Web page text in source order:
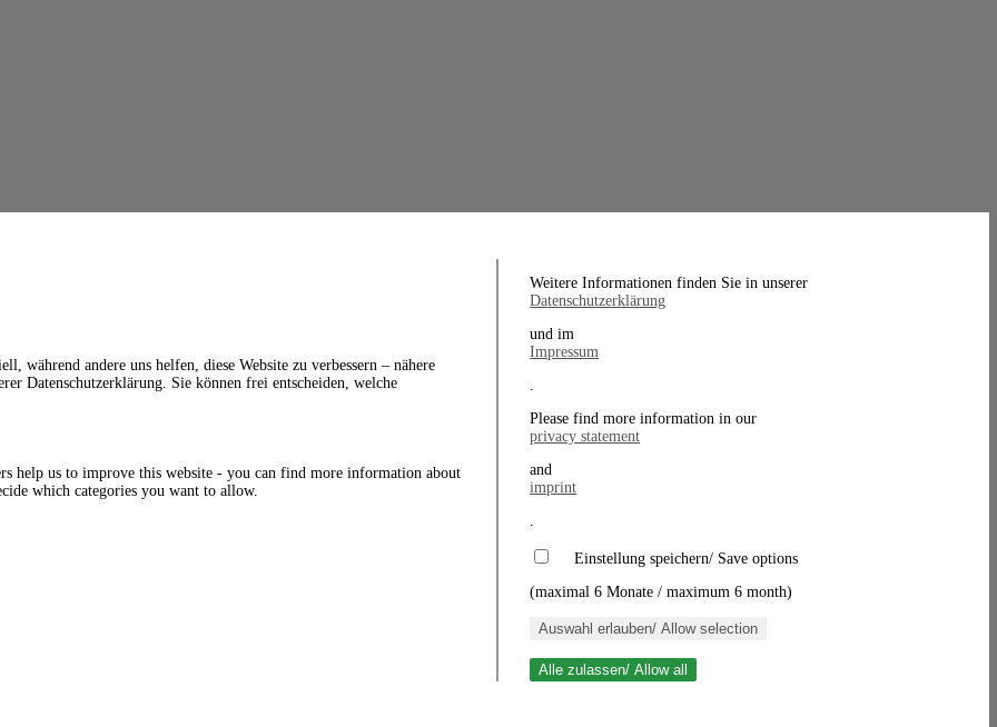
während andere uns helfen, diese Website zu verbessern – nähere
Datenschutzerklärung. Sie können frei entscheiden, welche
help us to improve this website - you can find more information about
which categories you want to allow.
Weitere Informationen finden Sie in unserer
Datenschutzerklärung
und im
Impressum
.
Please find more information in our
privacy statement
and
imprint
.
Einstellung speichern/ Save options
(maximal 6 Monate / maximum 6 month)
Auswahl erlauben/ Allow selection
Alle zulassen/ Allow all